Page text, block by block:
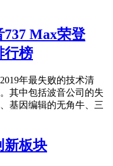
Max荣登
行榜
年最失败的技术清
其中包括波音公司的失
基因编辑的无角牛、三
新板块